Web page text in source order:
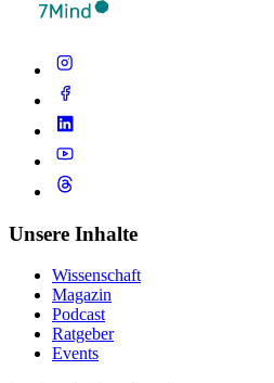
Unsere Inhalte
Wissenschaft
Magazin
Podcast
Ratgeber
Events